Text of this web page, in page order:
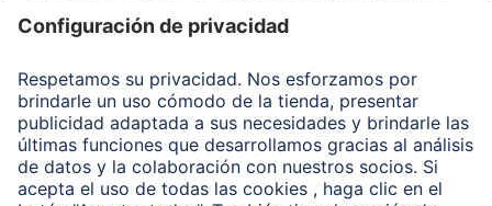
Clientes online
Conviértete en distribuidor